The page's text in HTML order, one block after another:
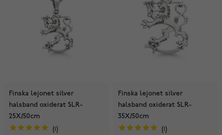
Finska lejonet silver
halsband oxiderat SLR-
25X/50cm
Finska lejonet silver
halsband oxiderat SLR-
35X/50cm